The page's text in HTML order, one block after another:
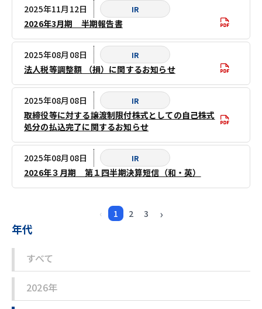
年代
すべて
2026年
2025年11月12日 IR
2026年3月期 半期報告書
2025年08月08日 IR
法人税等調整額 （損）に関するお知らせ
2025年08月08日 IR
取締役等に対する譲渡制限付株式としての自己株式
処分の払込完了に関するお知らせ
2025年08月08日 IR
2026年３月期 第１四半期決算短信（和・英）
‹ 1 2 3 ›